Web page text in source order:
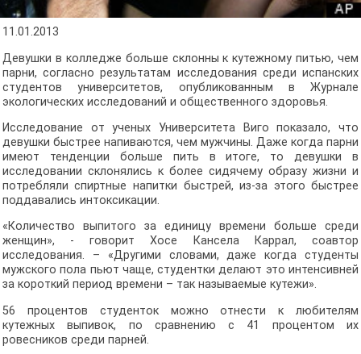
11.01.2013
Девушки в колледже больше склонны к кутежному питью, чем
парни, согласно результатам исследования среди испанских
студентов университетов, опубликованным в Журнале
экологических исследований и общественного здоровья.
Исследование от ученых Университета Виго показало, что
девушки быстрее напиваются, чем мужчины. Даже когда парни
имеют тенденции больше пить в итоге, то девушки в
исследовании склонялись к более сидячему образу жизни и
потребляли спиртные напитки быстрей, из-за этого быстрее
поддавались интоксикации.
«Количество выпитого за единицу времени больше среди
женщин», - говорит Хосе Кансела Каррал, соавтор
исследования. – «Другими словами, даже когда студенты
мужского пола пьют чаще, студентки делают это интенсивней
за короткий период времени – так называемые кутежи».
56 процентов студенток можно отнести к любителям
кутежных выпивок, по сравнению с 41 процентом их
ровесников среди парней.